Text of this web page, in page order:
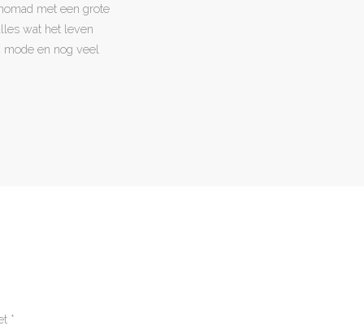
met een grote
wat het leven
mode en nog veel
*